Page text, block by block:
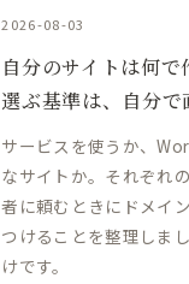
2026-08-03
自分のサイトは何で
選ぶ基準は、自分で
サービスを使うか、
なサイトか。それぞれ
者に頼むときにドメイ
つけることを整理しま
けです。